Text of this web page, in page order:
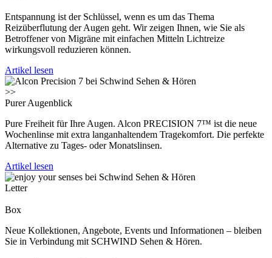
Entspannung ist der Schlüssel, wenn es um das Thema
Reizüberflutung der Augen geht. Wir zeigen Ihnen, wie Sie als
Betroffener von Migräne mit einfachen Mitteln Lichtreize
wirkungsvoll reduzieren können.
Artikel lesen
>>
Purer Augenblick
Pure Freiheit für Ihre Augen. Alcon PRECISION 7™ ist die neue
Wochenlinse mit extra langanhaltendem Tragekomfort. Die perfekte
Alternative zu Tages- oder Monatslinsen.
Artikel lesen
Letter
Box
Neue Kollektionen, Angebote, Events und Informationen – bleiben
Sie in Verbindung mit SCHWIND Sehen & Hören.